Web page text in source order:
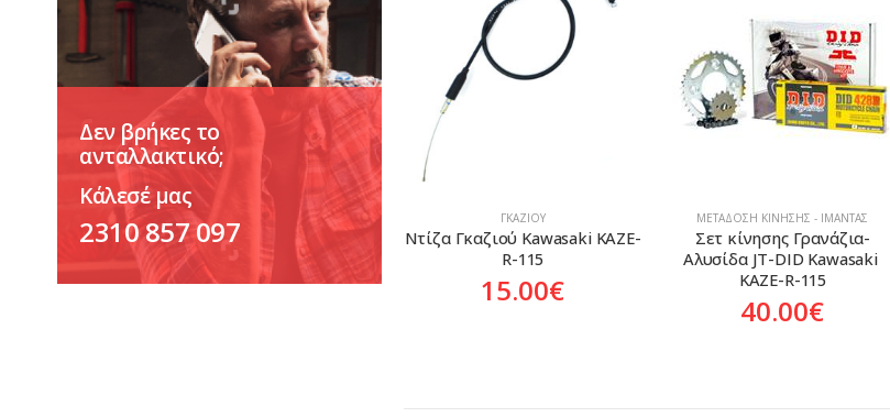
ΓΚΑΖΙΟΎ
Ντίζα Γκαζιού Kawasaki KAZE-
R-115
15.00€
ΜΕΤΆΔΟΣΗ ΚΊΝΗΣΗΣ - ΙΜΆΝΤΑΣ
Σετ κίνησης Γρανάζια-
Αλυσίδα JT-DID Kawasaki
KAZE-R-115
40.00€
Δεν βρήκες το
ανταλλακτικό;
Κάλεσέ μας
2310 857 097